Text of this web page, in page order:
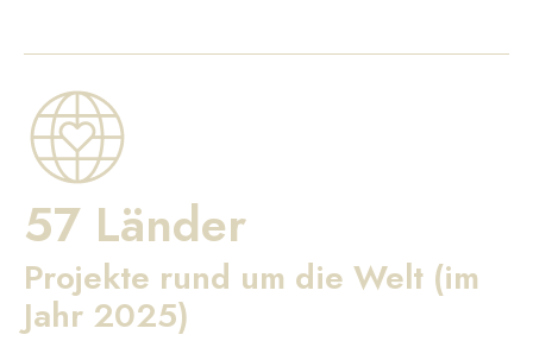
57 Länder
Projekte rund um die Welt (im
Jahr 2025)